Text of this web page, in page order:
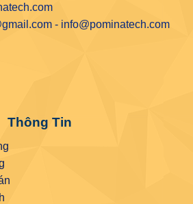
- info@pominatech.com
Thông Tin